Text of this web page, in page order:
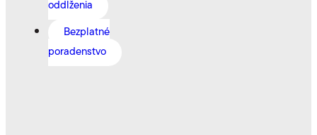
oddlženia
Bezplatné
poradenstvo